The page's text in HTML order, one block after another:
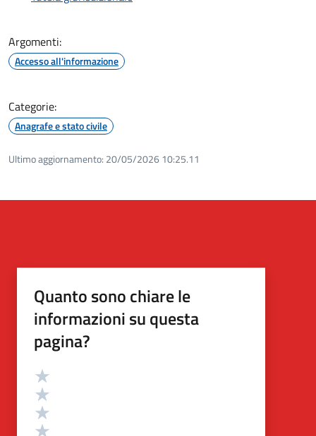
Argomenti:
Accesso all'informazione
Categorie:
Anagrafe e stato civile
Ultimo aggiornamento: 20/05/2026 10:25.11
Quanto sono chiare le
informazioni su questa
pagina?
Valutazione